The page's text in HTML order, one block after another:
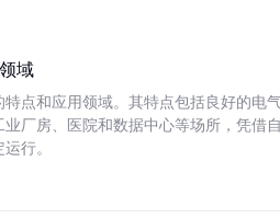
域
点和应用领域。其特点包括良好的电
厂房、医院和数据中心等场所，凭借
行。